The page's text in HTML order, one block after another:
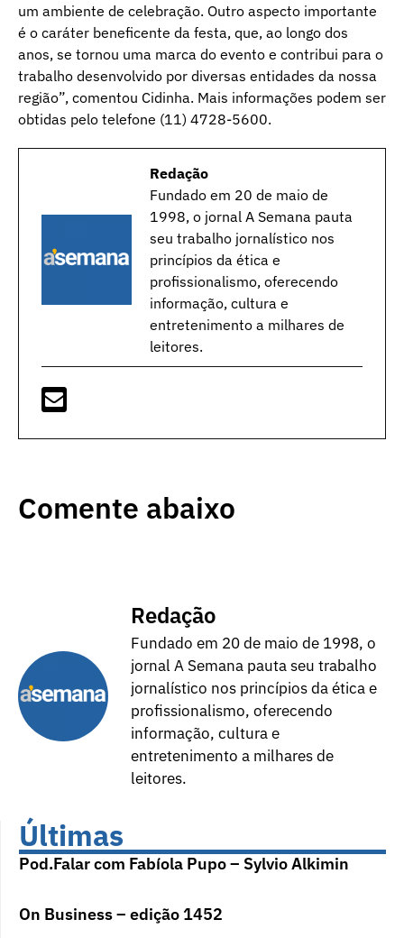
um ambiente de celebração. Outro aspecto importante
é o caráter beneficente da festa, que, ao longo dos
anos, se tornou uma marca do evento e contribui para o
trabalho desenvolvido por diversas entidades da nossa
região”, comentou Cidinha. Mais informações podem ser
obtidas pelo telefone (11) 4728-5600.
Redação
Fundado em 20 de maio de
1998, o jornal A Semana pauta
seu trabalho jornalístico nos
princípios da ética e
profissionalismo, oferecendo
informação, cultura e
entretenimento a milhares de
leitores.
Comente abaixo
Redação
Fundado em 20 de maio de 1998, o
jornal A Semana pauta seu trabalho
jornalístico nos princípios da ética e
profissionalismo, oferecendo
informação, cultura e
entretenimento a milhares de
leitores.
Últimas
Pod.Falar com Fabíola Pupo – Sylvio Alkimin
On Business – edição 1452